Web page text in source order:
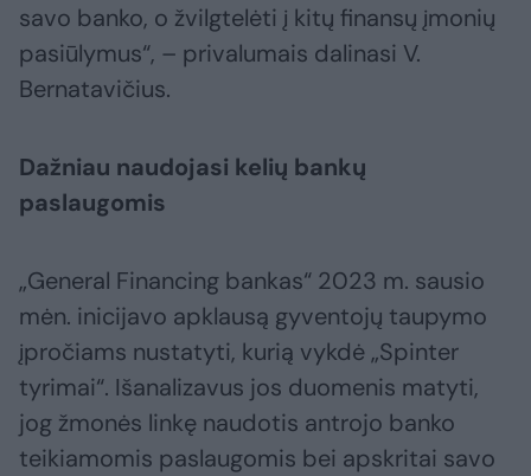
savo banko, o žvilgtelėti į kitų finansų įmonių
pasiūlymus“, – privalumais dalinasi V.
Bernatavičius.
Dažniau naudojasi kelių bankų
paslaugomis
„General Financing bankas“ 2023 m. sausio
mėn. inicijavo apklausą gyventojų taupymo
įpročiams nustatyti, kurią vykdė „Spinter
tyrimai“. Išanalizavus jos duomenis matyti,
jog žmonės linkę naudotis antrojo banko
teikiamomis paslaugomis bei apskritai savo